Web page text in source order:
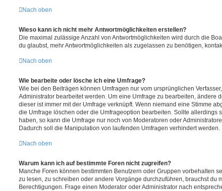
Nach oben
Wieso kann ich nicht mehr Antwortmöglichkeiten erstellen?
Die maximal zulässige Anzahl von Antwortmöglichkeiten wird durch die
du glaubst, mehr Antwortmöglichkeiten als zugelassen zu benötigen,
Nach oben
Wie bearbeite oder lösche ich eine Umfrage?
Wie bei den Beiträgen können Umfragen nur vom ursprünglichen
Administrator bearbeitet werden. Um eine Umfrage zu bearbeiten, ändere
dieser ist immer mit der Umfrage verknüpft. Wenn niemand eine Stimme
die Umfrage löschen oder die Umfrageoption bearbeiten. Sollte allerdings
haben, so kann die Umfrage nur noch von Moderatoren oder
Dadurch soll die Manipulation von laufenden Umfragen verhindert werden.
Nach oben
Warum kann ich auf bestimmte Foren nicht zugreifen?
Manche Foren können bestimmten Benutzern oder Gruppen vorbehalten
zu lesen, zu schreiben oder andere Vorgänge durchzuführen, brauchst du
Berechtigungen. Frage einen Moderator oder Administrator nach